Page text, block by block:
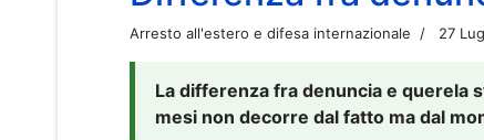
Arresto all'estero e difesa internazionale 27
La differenza fra denuncia e querela
mesi non decorre dal fatto ma dal